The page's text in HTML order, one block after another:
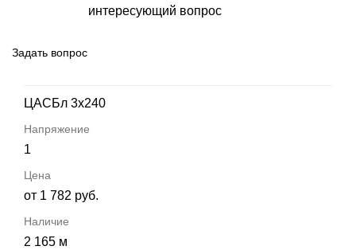
интересующий вопрос
Задать вопрос
ЦАСБл 3х240
1
от 1 782 руб.
2 165 м